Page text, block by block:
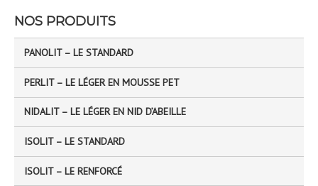
r
c
e
NOS PRODUITS
PANOLIT – LE STANDARD
PERLIT – LE LÉGER EN MOUSSE PET
NIDALIT – LE LÉGER EN NID D’ABEILLE
ISOLIT – LE STANDARD
ISOLIT – LE RENFORCÉ